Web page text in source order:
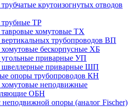
крутоизогнутых отводов
ТР
хомутовые ТХ
трубопроводов ВП
бескорпусные ХБ
приварные УП
приварные ШП
опоры трубопроводов КН
неподвижные
ОБН
неподвижной опоры (аналог Fischer)